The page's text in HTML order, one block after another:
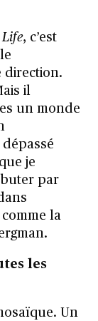
Life, c’est
direction.
il
un monde
je
par
la
les
Un